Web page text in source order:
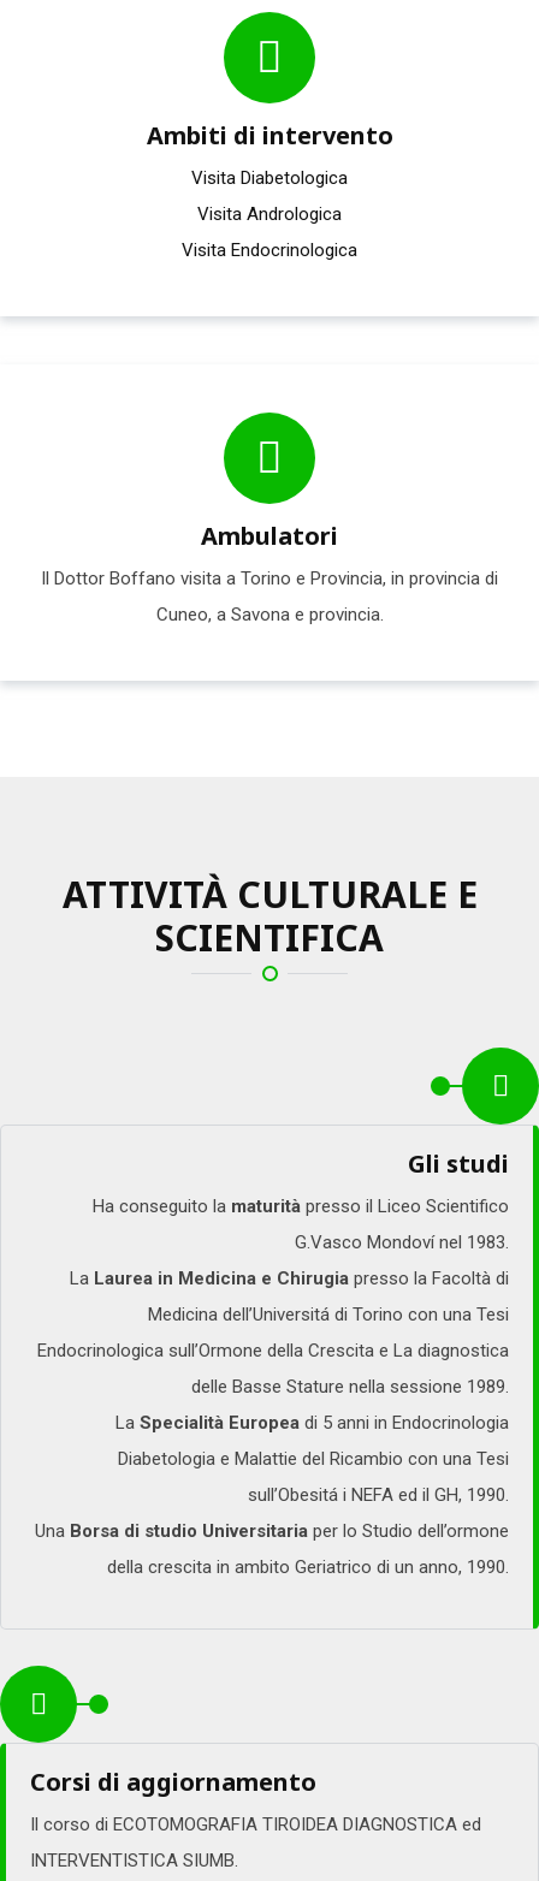
Ambiti di intervento
Visita Diabetologica
Visita Andrologica
Visita Endocrinologica
Ambulatori
Il Dottor Boffano visita a Torino e Provincia, in provincia di
Cuneo, a Savona e provincia.
ATTIVITÀ CULTURALE E
SCIENTIFICA
Gli studi
Ha conseguito la maturità presso il Liceo Scientifico
G.Vasco Mondoví nel 1983.
La Laurea in Medicina e Chirugia presso la Facoltà di
Medicina dell’Universitá di Torino con una Tesi
Endocrinologica sull’Ormone della Crescita e La diagnostica
delle Basse Stature nella sessione 1989.
La Specialità Europea di 5 anni in Endocrinologia
Diabetologia e Malattie del Ricambio con una Tesi
sull’Obesitá i NEFA ed il GH, 1990.
Una Borsa di studio Universitaria per lo Studio dell’ormone
della crescita in ambito Geriatrico di un anno, 1990.
Corsi di aggiornamento
Il corso di ECOTOMOGRAFIA TIROIDEA DIAGNOSTICA ed
INTERVENTISTICA SIUMB.